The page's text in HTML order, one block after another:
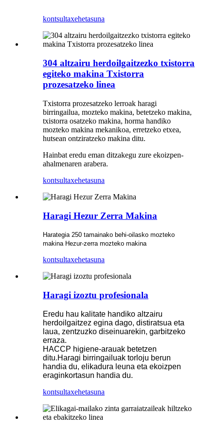
kontsultaxehetasuna
304 altzairu herdoilgaitzezko txistorra
egiteko makina Txistorra
prozesatzeko linea
Txistorra prozesatzeko lerroak haragi
birringailua, mozteko makina, betetzeko makina,
txistorra osatzeko makina, horma handiko
mozteko makina mekanikoa, erretzeko etxea,
hutsean ontziratzeko makina ditu.
Hainbat eredu eman ditzakegu zure ekoizpen-
ahalmenaren arabera.
kontsultaxehetasuna
Haragi Hezur Zerra Makina
Harategia 250 tamainako behi-oilasko mozteko
makina Hezur-zerra mozteko makina
kontsultaxehetasuna
Haragi izoztu profesionala
Eredu hau kalitate handiko altzairu
herdoilgaitzez egina dago, distiratsua eta
laua, zentzuzko diseinuarekin, garbitzeko
erraza.
HACCP higiene-arauak betetzen
ditu.Haragi birringailuak torloju berun
handia du, elikadura leuna eta ekoizpen
eraginkortasun handia du.
kontsultaxehetasuna